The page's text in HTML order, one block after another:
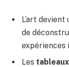
L’art
de
expériences
Les tableaux